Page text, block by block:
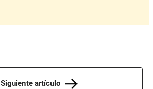
Siguiente artículo